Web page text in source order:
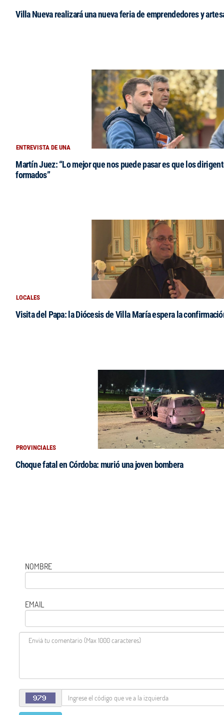
Villa Nueva realizará una nueva feria de emprendedores y
ENTREVISTA DE UNA
Martín Juez: “Lo mejor que nos puede pasar es que los
formados”
LOCALES
Visita del Papa: la Diócesis de Villa María espera la
PROVINCIALES
Choque fatal en Córdoba: murió una joven bombera
NOMBRE
EMAIL